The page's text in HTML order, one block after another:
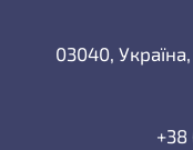
03040,